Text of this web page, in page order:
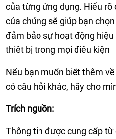
của từng ứng dụng. Hiểu rõ
của chúng sẽ giúp bạn
đảm bảo sự hoạt động hiệu
thiết bị trong mọi điều kiện
Nếu bạn muốn biết thêm
có câu hỏi khác, hãy cho
Trích nguồn:
Thông tin được cung cấp từ